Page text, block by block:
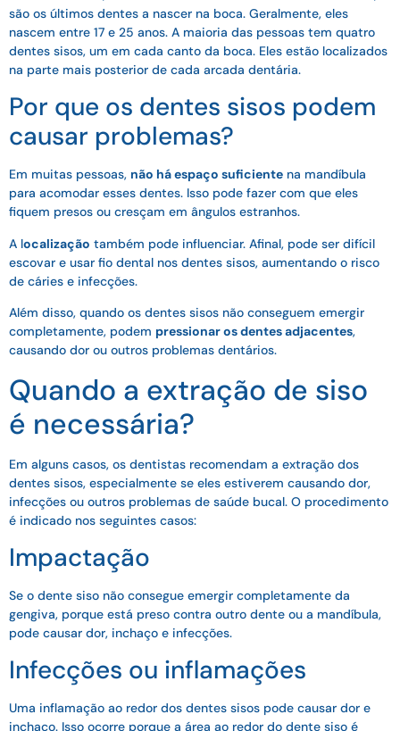
são os últimos dentes a nascer na boca. Geralmente, eles
nascem entre 17 e 25 anos. A maioria das pessoas tem quatro
dentes sisos, um em cada canto da boca. Eles estão localizados
na parte mais posterior de cada arcada dentária.
Por que os dentes sisos podem
causar problemas?
Em muitas pessoas, não há espaço suficiente na mandíbula
para acomodar esses dentes. Isso pode fazer com que eles
fiquem presos ou cresçam em ângulos estranhos.
A localização também pode influenciar. Afinal, pode ser difícil
escovar e usar fio dental nos dentes sisos, aumentando o risco
de cáries e infecções.
Além disso, quando os dentes sisos não conseguem emergir
completamente, podem pressionar os dentes adjacentes,
causando dor ou outros problemas dentários.
Quando a extração de siso
é necessária?
Em alguns casos, os dentistas recomendam a extração dos
dentes sisos, especialmente se eles estiverem causando dor,
infecções ou outros problemas de saúde bucal. O procedimento
é indicado nos seguintes casos:
Impactação
Se o dente siso não consegue emergir completamente da
gengiva, porque está preso contra outro dente ou a mandíbula,
pode causar dor, inchaço e infecções.
Infecções ou inflamações
Uma inflamação ao redor dos dentes sisos pode causar dor e
inchaço. Isso ocorre porque a área ao redor do dente siso é